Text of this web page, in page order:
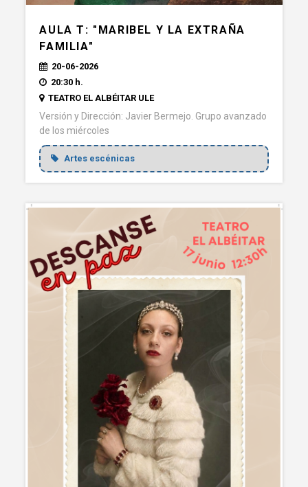
AULA T: "MARIBEL Y LA EXTRAÑA
FAMILIA"
20-06-2026
20:30 h.
TEATRO EL ALBÉITAR ULE
Versión y Dirección: Javier Bermejo. Grupo avanzado
de los miércoles
Artes escénicas